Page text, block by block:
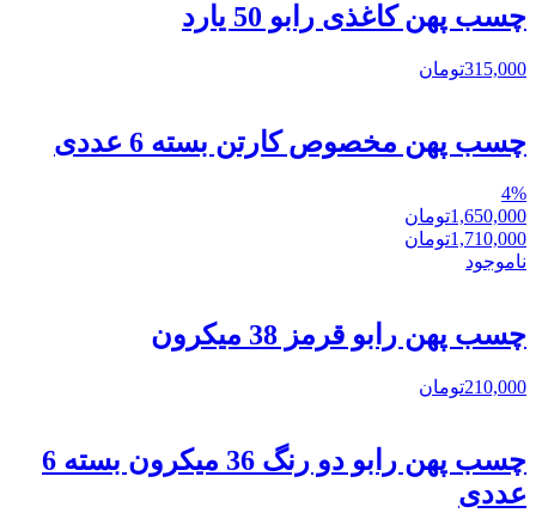
چسب پهن کاغذی رابو 50 یارد
315,000تومان
چسب پهن مخصوص کارتن بسته 6 عددی
4%
1,650,000تومان
1,710,000تومان
ناموجود
چسب پهن رابو قرمز 38 میکرون
210,000تومان
چسب پهن رابو دو رنگ 36 میکرون بسته 6
عددی